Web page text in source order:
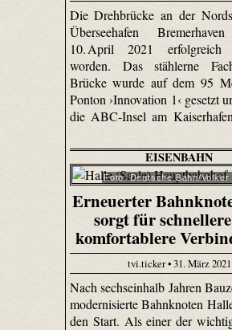
Die Drehbrücke an der
Überseehafen
10. April 2021 erfolgreich
worden. Das stählerne
Brücke wurde auf dem 95
Ponton ›Innovation 1‹ gesetzt
die ABC-Insel am
EISENBAHN
Foto: Deutsche Bahn/Volker
Erneuerter
sorgt für
komfortablere
tvi.ticker • 31. März 2021
Nach sechseinhalb Jahren
modernisierte Bahnknoten
den Start. Als einer der